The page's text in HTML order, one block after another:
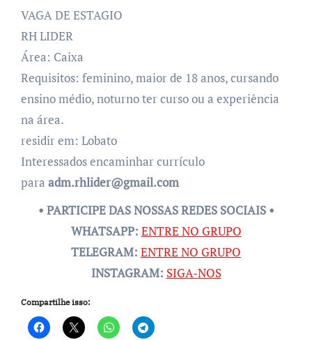
VAGA DE ESTAGIO
RH LIDER
Área: Caixa
Requisitos: feminino, maior de 18 anos, cursando
ensino médio, noturno ter curso ou a experiência
na área.
residir em: Lobato
Interessados encaminhar currículo
para adm.rhlider@gmail.com
• PARTICIPE DAS NOSSAS REDES SOCIAIS •
WHATSAPP: ENTRE NO GRUPO
TELEGRAM: ENTRE NO GRUPO
INSTAGRAM: SIGA-NOS
Compartilhe isso: